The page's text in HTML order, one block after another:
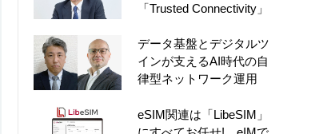
「Trusted Connectivity」
データ基盤とデジタルツ
インが支えるAI時代の自
律型ネットワーク運用
eSIM関連は「LibeSIM」